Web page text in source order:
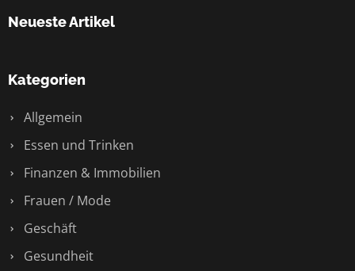
Neueste Artikel
Kategorien
Allgemein
Essen und Trinken
Finanzen & Immobilien
Frauen / Mode
Geschäft
Gesundheit